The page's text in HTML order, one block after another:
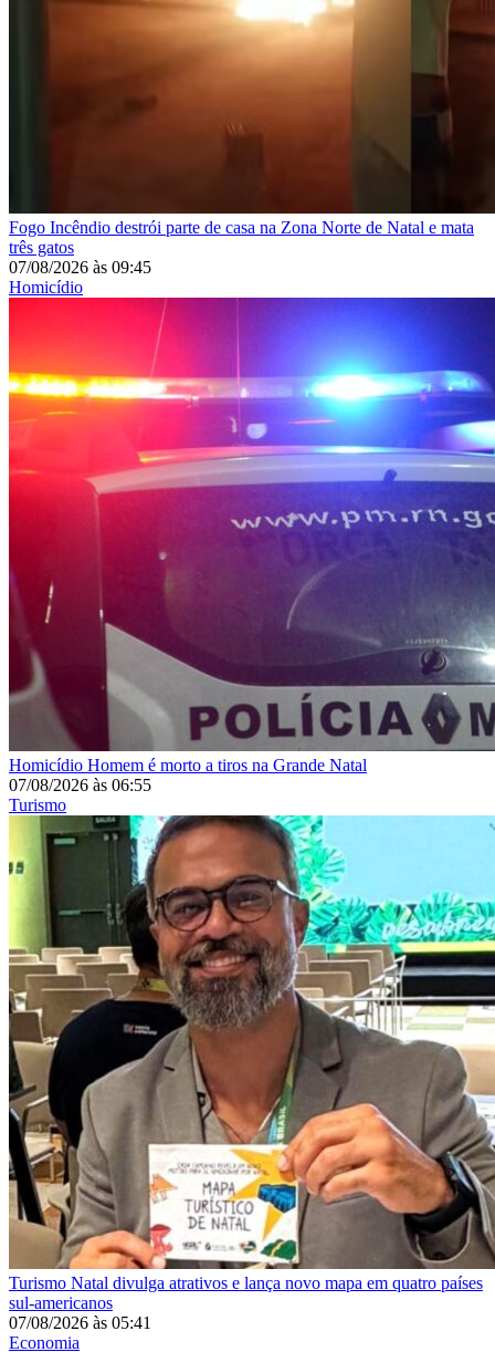
Fogo Incêndio destrói parte de casa na Zona Norte de Natal e mata
três gatos
07/08/2026 às 09:45
Homicídio
Homicídio Homem é morto a tiros na Grande Natal
07/08/2026 às 06:55
Turismo
Turismo Natal divulga atrativos e lança novo mapa em quatro países
sul-americanos
07/08/2026 às 05:41
Economia